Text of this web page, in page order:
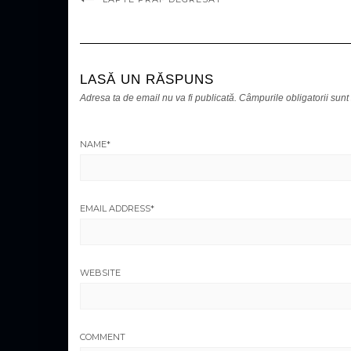
LASĂ UN RĂSPUNS
Adresa ta de email nu va fi publicată. Câmpurile obligatorii sunt
NAME*
EMAIL ADDRESS*
WEBSITE
COMMENT